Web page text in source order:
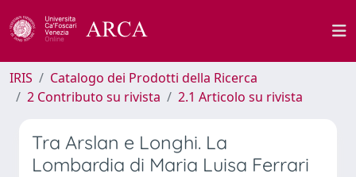
IRIS
Catalogo dei Prodotti della Ricerca
2 Contributo su rivista
2.1 Articolo su rivista
Tra Arslan e Longhi. La
Lombardia di Maria Luisa Ferrari